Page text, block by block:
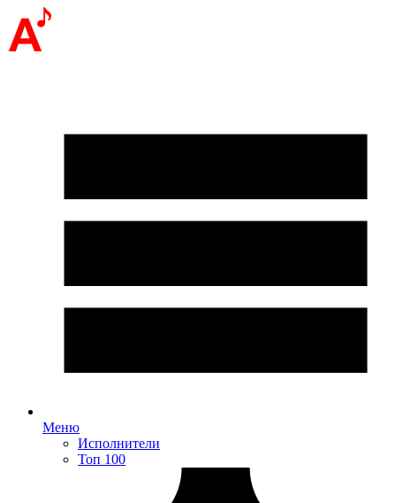
Меню
Исполнители
Топ 100